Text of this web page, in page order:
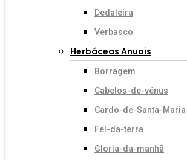
Dedaleira
Verbasco
Herbáceas Anuais
Borragem
Cabelos-de-vénus
Cardo-de-Santa-Maria
Fel-da-terra
Gloria-da-manhã